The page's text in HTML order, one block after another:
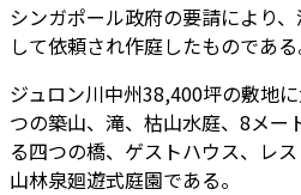
シンガポール政府の要請により
して依頼され作庭したものである
ジュロン川中州38,400坪の敷地
つの築山、滝、枯山水庭、8メー
る四つの橋、ゲストハウス、レ
山林泉廻遊式庭園である。